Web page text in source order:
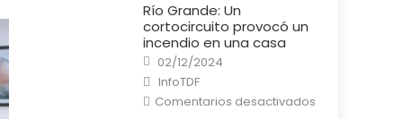
Río Grande: Un
cortocircuito provocó un
incendio en una casa
Posted
on
02/12/2024
Author
InfoTDF
Comentarios desactivadosen
Río